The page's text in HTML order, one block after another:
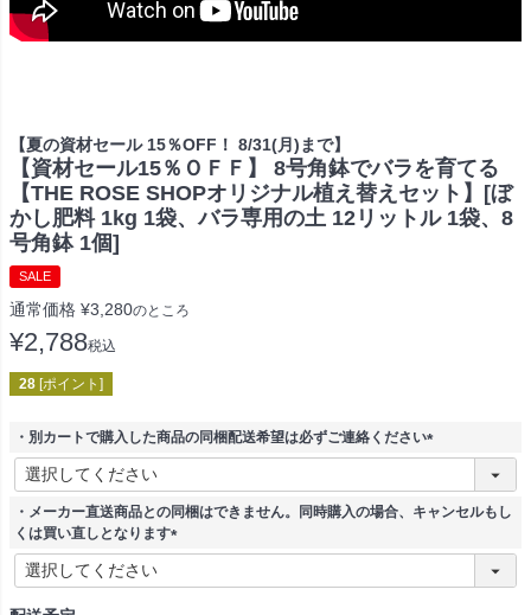
【夏の資材セール 15％OFF！ 8/31(月)まで】
【資材セール15％ＯＦＦ】 8号角鉢でバラを育てる
【THE ROSE SHOPオリジナル植え替えセット】[ぼ
かし肥料 1kg 1袋、バラ専用の土 12リットル 1袋、8
号角鉢 1個]
SALE
通常価格 ¥3,280のところ
¥2,788税込
28 [ポイント]
・別カートで購入した商品の同梱配送希望は必ずご連絡ください
(
須
・メーカー直送商品との同梱はできません。同時購入の場合、キャンセルもし
くは買い直しとなります
(